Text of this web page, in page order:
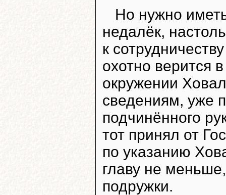
Но нужно
недалёк,
к
охотно верится
окружении
сведениям, уже
подчинённого
тот принял от
по указанию
главу не
подружки.